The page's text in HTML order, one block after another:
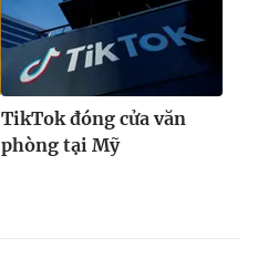
TikTok đóng cửa văn
phòng tại Mỹ